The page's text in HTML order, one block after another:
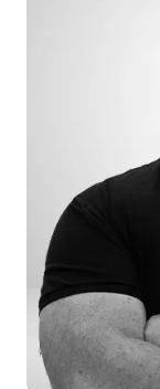
settore delle
è specialista
con ATS